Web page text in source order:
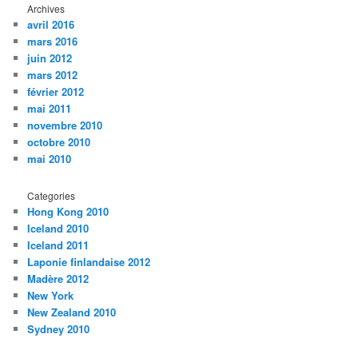
Archives
avril 2016
mars 2016
juin 2012
mars 2012
février 2012
mai 2011
novembre 2010
octobre 2010
mai 2010
Categories
Hong Kong 2010
Iceland 2010
Iceland 2011
Laponie finlandaise 2012
Madère 2012
New York
New Zealand 2010
Sydney 2010